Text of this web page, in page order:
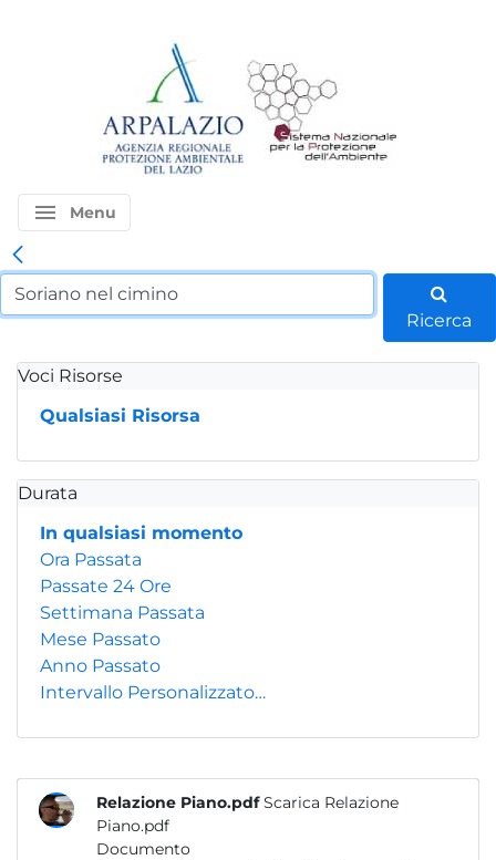
menu Menu
Ricerca
Voci Risorse
Qualsiasi Risorsa
Durata
In qualsiasi momento
Ora Passata
Passate 24 Ore
Settimana Passata
Mese Passato
Anno Passato
Intervallo Personalizzato…
Relazione Piano.pdf Scarica Relazione
Piano.pdf
Documento